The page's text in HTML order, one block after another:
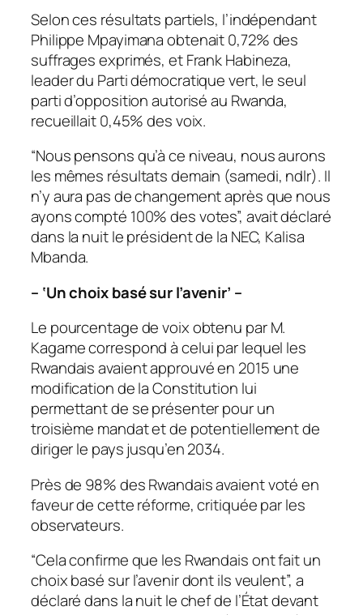
Selon ces résultats partiels, l’indépendant
Philippe Mpayimana obtenait 0,72% des
suffrages exprimés, et Frank Habineza,
leader du Parti démocratique vert, le seul
parti d’opposition autorisé au Rwanda,
recueillait 0,45% des voix.
“Nous pensons qu’à ce niveau, nous aurons
les mêmes résultats demain (samedi, ndlr). Il
n’y aura pas de changement après que nous
ayons compté 100% des votes”, avait déclaré
dans la nuit le président de la NEC, Kalisa
Mbanda.
– ‘Un choix basé sur l’avenir’ –
Le pourcentage de voix obtenu par M.
Kagame correspond à celui par lequel les
Rwandais avaient approuvé en 2015 une
modification de la Constitution lui
permettant de se présenter pour un
troisième mandat et de potentiellement de
diriger le pays jusqu’en 2034.
Près de 98% des Rwandais avaient voté en
faveur de cette réforme, critiquée par les
observateurs.
“Cela confirme que les Rwandais ont fait un
choix basé sur l’avenir dont ils veulent”, a
déclaré dans la nuit le chef de l’État devant